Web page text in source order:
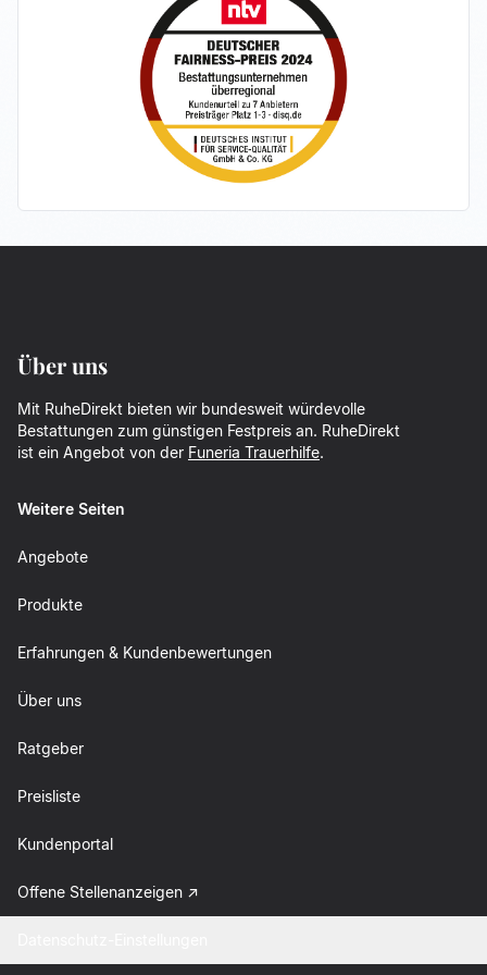
Über uns
Mit RuheDirekt bieten wir bundesweit würdevolle
Bestattungen zum günstigen Festpreis an. RuheDirekt
ist ein Angebot von der Funeria Trauerhilfe.
Weitere Seiten
Angebote
Produkte
Erfahrungen & Kundenbewertungen
Über uns
Ratgeber
Preisliste
Kundenportal
Offene Stellenanzeigen